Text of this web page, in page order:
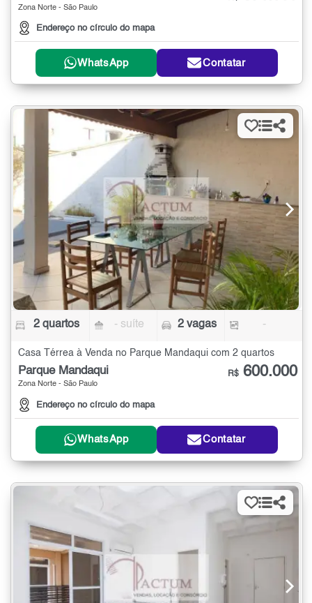
Zona Norte - São Paulo
Endereço no círculo do mapa
WhatsApp Contatar
2 quartos - suíte 2 vagas -
Casa Térrea à Venda no Parque Mandaqui com 2 quartos
Parque Mandaqui
Zona Norte - São Paulo
Endereço no círculo do mapa
R$ 600.000
WhatsApp Contatar